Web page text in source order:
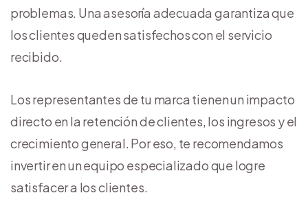
problemas. Una asesoría adecuada garantiza que
los clientes queden satisfechos con el servicio
recibido.
Los representantes de tu marca tienen un impacto
directo en la retención de clientes, los ingresos y el
crecimiento general. Por eso, te recomendamos
invertir en un equipo especializado que logre
satisfacer a los clientes.